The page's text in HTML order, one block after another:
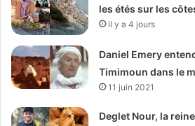
les étés sur les
il y a 4 jours
Daniel Emery
Timimoun dans le
11 juin 2021
Deglet Nour, la